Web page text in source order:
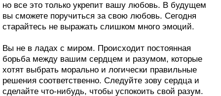
но все это только укрепит вашу любовь. В будущем
вы сможете поручиться за свою любовь. Сегодня
старайтесь не выражать слишком много эмоций.
Вы не в ладах с миром. Происходит постоянная
борьба между вашим сердцем и разумом, которые
хотят выбрать морально и логически правильные
решения соответственно. Следуйте зову сердца и
сделайте что-нибудь, чтобы успокоить свой разум.